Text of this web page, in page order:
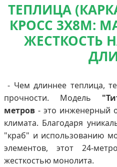
ТЕПЛИЦА
КРОСС 3Х8М:
ЖЕСТКОСТЬ
- Чем длиннее теплица,
прочности. Модель
метров - это инженерный
климата. Благодаря
"краб" и использованию
элементов, этот 24-
жесткостью монолита.